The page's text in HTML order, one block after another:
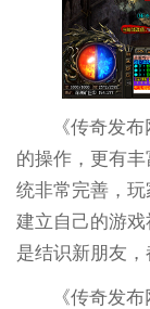
《传奇发
的操作，更有
统非常完善，玩
建立自己的游
是结识新朋友，
《传奇发